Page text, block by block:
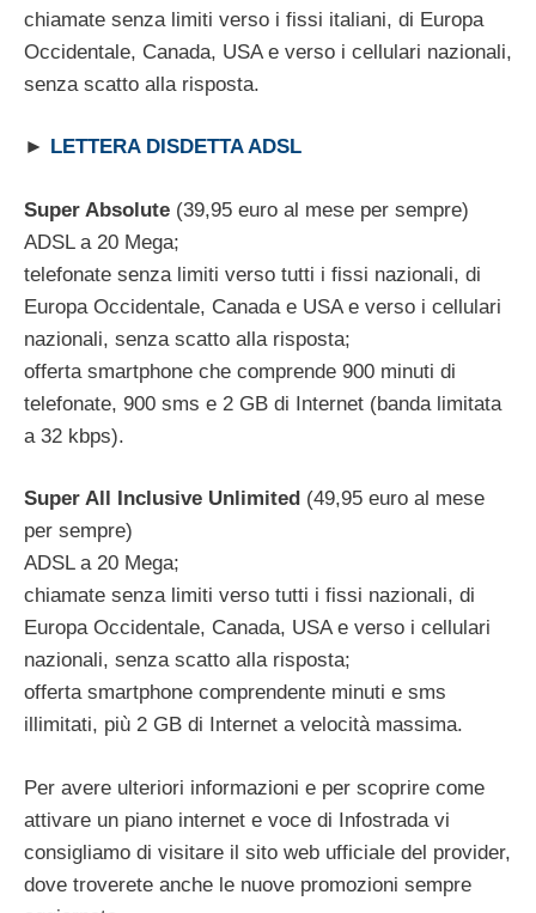
chiamate senza limiti verso i fissi italiani, di Europa
Occidentale, Canada, USA e verso i cellulari nazionali,
senza scatto alla risposta.
► LETTERA DISDETTA ADSL
Super Absolute (39,95 euro al mese per sempre)
ADSL a 20 Mega;
telefonate senza limiti verso tutti i fissi nazionali, di
Europa Occidentale, Canada e USA e verso i cellulari
nazionali, senza scatto alla risposta;
offerta smartphone che comprende 900 minuti di
telefonate, 900 sms e 2 GB di Internet (banda limitata
a 32 kbps).
Super All Inclusive Unlimited (49,95 euro al mese
per sempre)
ADSL a 20 Mega;
chiamate senza limiti verso tutti i fissi nazionali, di
Europa Occidentale, Canada, USA e verso i cellulari
nazionali, senza scatto alla risposta;
offerta smartphone comprendente minuti e sms
illimitati, più 2 GB di Internet a velocità massima.
Per avere ulteriori informazioni e per scoprire come
attivare un piano internet e voce di Infostrada vi
consigliamo di visitare il sito web ufficiale del provider,
dove troverete anche le nuove promozioni sempre